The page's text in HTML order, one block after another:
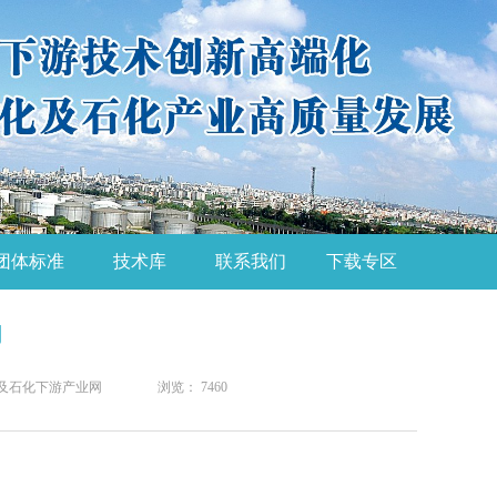
体标准 技术库 联系我们 下载专区
石化下游产业网 浏览： 7460